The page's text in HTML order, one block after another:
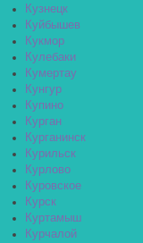
Кузнецк
Куйбышев
Кукмор
Кулебаки
Кумертау
Кунгур
Купино
Курган
Курганинск
Курильск
Курлово
Куровское
Курск
Куртамыш
Курчалой